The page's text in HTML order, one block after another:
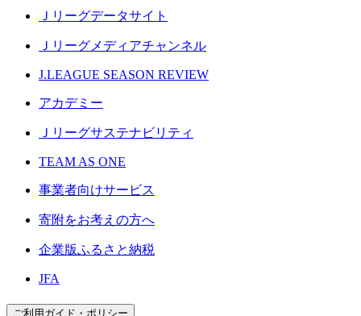
Ｊリーグデータサイト
Ｊリーグメディアチャンネル
J.LEAGUE SEASON REVIEW
アカデミー
Ｊリーグサステナビリティ
TEAM AS ONE
事業者向けサービス
寄附をお考えの方へ
企業版ふるさと納税
JFA
ご利用ガイド・ポリシー